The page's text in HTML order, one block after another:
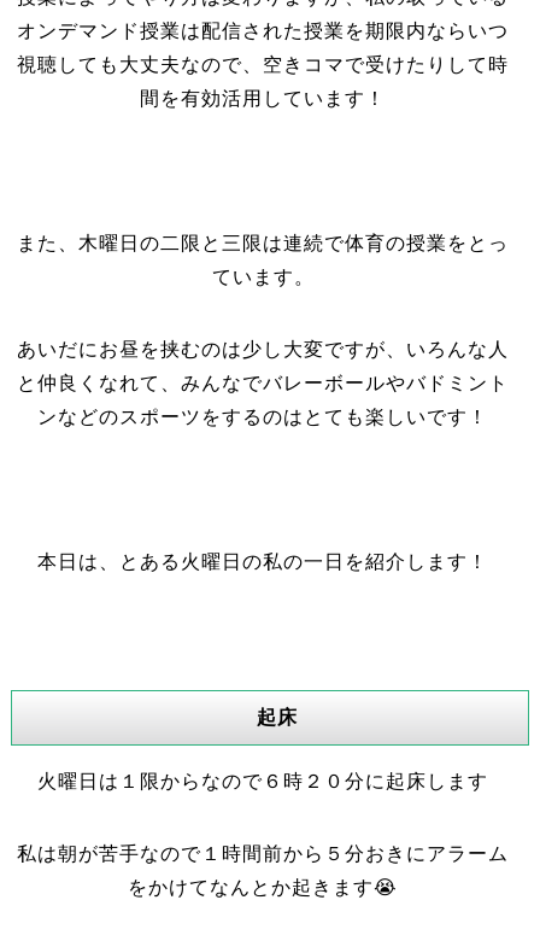
オンデマンド授業は配信された授業を期限内ならいつ
視聴しても大丈夫なので、空きコマで受けたりして時
間を有効活用しています！
また、木曜日の二限と三限は連続で体育の授業をとっ
ています。
あいだにお昼を挟むのは少し大変ですが、いろんな人
と仲良くなれて、みんなでバレーボールやバドミント
ンなどのスポーツをするのはとても楽しいです！
本日は、とある火曜日の私の一日を紹介します！
起床
火曜日は１限からなので６時２０分に起床します
私は朝が苦手なので１時間前から５分おきにアラーム
をかけてなんとか起きます😭